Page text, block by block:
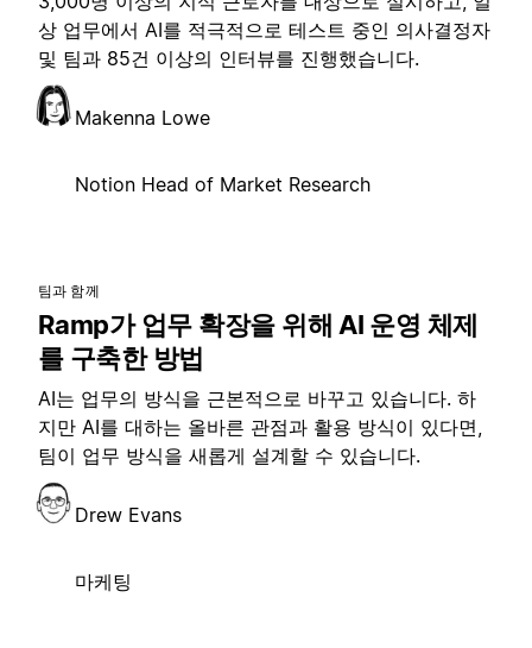
상 업무에서 AI를 적극적으로 테스트 중인 의사결정자
및 팀과 85건 이상의 인터뷰를 진행했습니다.
Makenna Lowe
Notion Head of Market Research
팀과 함께
Ramp가 업무 확장을 위해 AI 운영 체제
를 구축한 방법
AI는 업무의 방식을 근본적으로 바꾸고 있습니다. 하
지만 AI를 대하는 올바른 관점과 활용 방식이 있다면,
팀이 업무 방식을 새롭게 설계할 수 있습니다.
Drew Evans
마케팅